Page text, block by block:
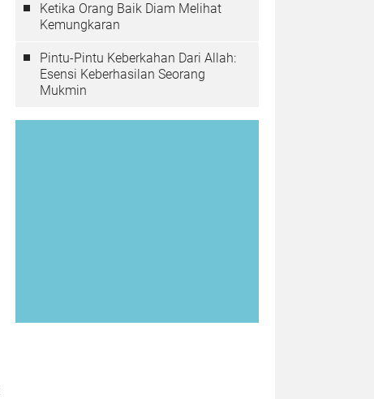
Ketika Orang Baik Diam Melihat
Kemungkaran
Pintu-Pintu Keberkahan Dari Allah:
Esensi Keberhasilan Seorang
Mukmin